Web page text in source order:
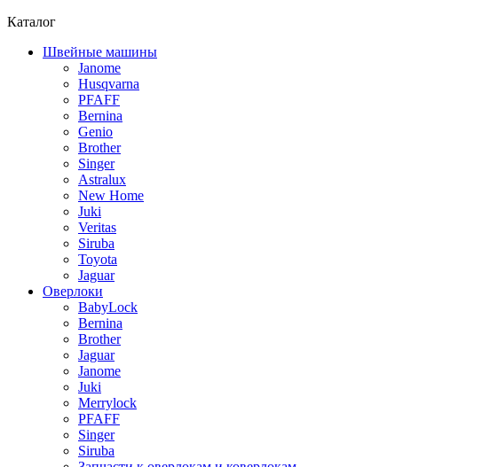
Каталог
Швейные машины
Janome
Husqvarna
PFAFF
Bernina
Genio
Brother
Singer
Astralux
New Home
Juki
Veritas
Siruba
Toyota
Jaguar
Оверлоки
BabyLock
Bernina
Brother
Jaguar
Janome
Juki
Merrylock
PFAFF
Singer
Siruba